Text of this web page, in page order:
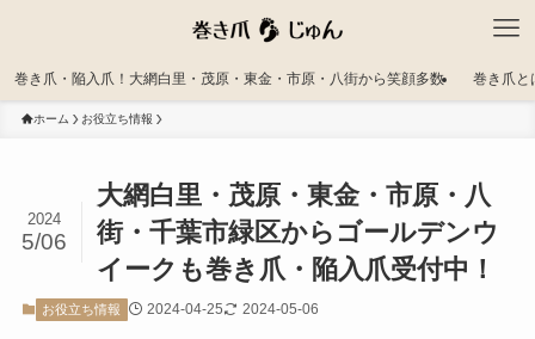
巻き爪・陥入爪！大網白里・茂原・東金・市原・八街から笑顔多数 巻き爪と
ホーム お役立ち情報
大網白里・茂原・東金・市原・八
街・千葉市緑区からゴールデンウ
イークも巻き爪・陥入爪受付中！
2024
5/06
お役立ち情報 2024-04-25 2024-05-06